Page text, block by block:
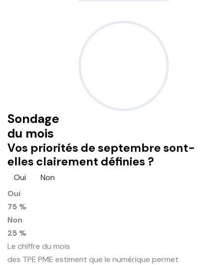
Sondage
du mois
Vos priorités de septembre sont-
elles clairement définies ?
Oui
Non
Oui
75 %
Non
25 %
Le chiffre du mois
des TPE PME estiment que le numérique permet